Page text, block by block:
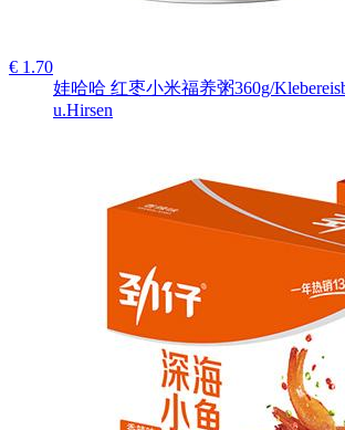
€ 1.70
娃哈哈 红枣小米福养粥360g/
u.Hirsen